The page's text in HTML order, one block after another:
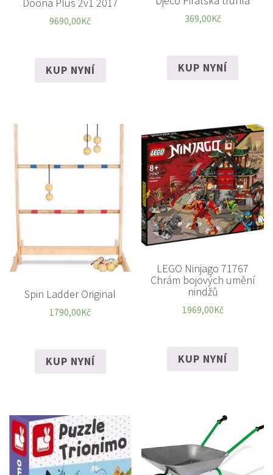
9690,00Kč
KUP NYNÍ
369,00Kč
KUP NYNÍ
Spin Ladder Original
1790,00Kč
KUP NYNÍ
LEGO Ninjago 71767
Chrám bojových umění
nindžů
1969,00Kč
KUP NYNÍ